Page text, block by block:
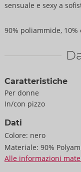
sensuale e sexy a
90% poliammide, 10%
Caratteristiche
Per donne
In/con pizzo
Dati
Colore: nero
Materiale: 90%
Alle informazioni